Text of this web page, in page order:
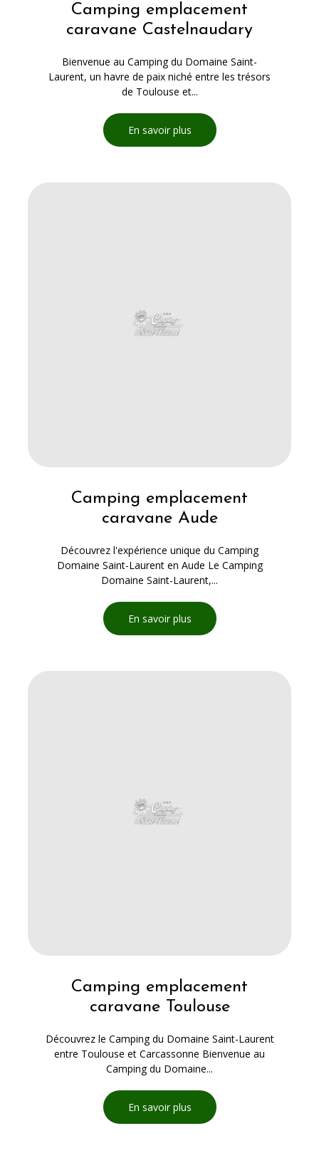
Camping emplacement
caravane Castelnaudary
Bienvenue au Camping du Domaine Saint-
Laurent, un havre de paix niché entre les trésors
de Toulouse et...
En savoir plus
Camping emplacement
caravane Aude
Découvrez l'expérience unique du Camping
Domaine Saint-Laurent en Aude Le Camping
Domaine Saint-Laurent,...
En savoir plus
Camping emplacement
caravane Toulouse
Découvrez le Camping du Domaine Saint-Laurent
entre Toulouse et Carcassonne Bienvenue au
Camping du Domaine...
En savoir plus